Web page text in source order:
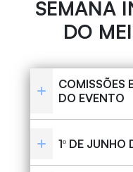
SEMANA
DO
COMISSÕES
DO EVENTO
1º DE JUNHO